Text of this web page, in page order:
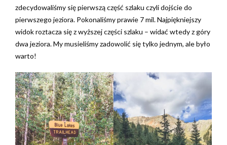
zdecydowaliśmy się pierwszą część szlaku czyli dojście do
pierwszego jeziora. Pokonaliśmy prawie 7 mil. Najpiękniejszy
widok roztacza się z wyższej części szlaku – widać wtedy z góry
dwa jeziora. My musieliśmy zadowolić się tylko jednym, ale było
warto!